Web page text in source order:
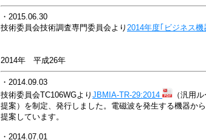
・2015.06.30
技術委員会技術調査専門委員会より 2014年度｢ビジネス
2014年 平成26年
・2014.09.03
技術委員会TC106WGより JBMIA-TR-29:2014
（汎用
提案）を制定、発行しました。電磁波を発生する機器か
提案しています。
・2014.07.01